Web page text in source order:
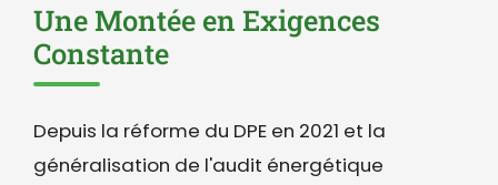
Une Montée en Exigences
Constante
Depuis la réforme du DPE en 2021 et la
généralisation de l'audit énergétique